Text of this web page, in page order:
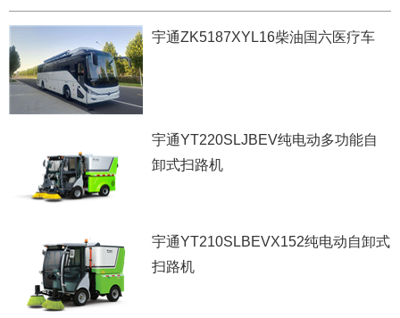
宇通ZK5187XYL16柴油国六医疗车
宇通YT220SLJBEV纯电动多功能自
卸式扫路机
宇通YT210SLBEVX152纯电动自卸式
扫路机